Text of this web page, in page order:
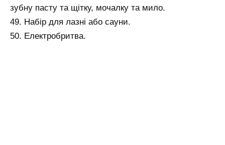
зубну пасту та щітку, мочалку та мило.
49. Набір для лазні або сауни.
50. Електробритва.